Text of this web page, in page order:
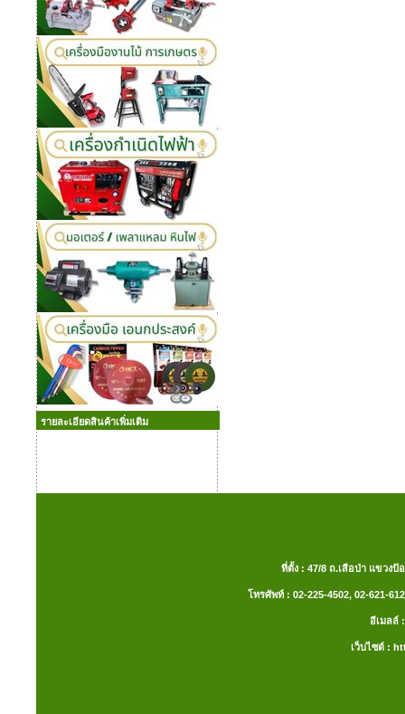
รายละเอียดสินค้าเพิ่มเติม
ที่ตั้ง : 47/8 ถ.เสือป่า แขวงป้
โทรศัพท์ : 02-225-4502, 02-621-
อีเมลล์
เว็บไซต์ :